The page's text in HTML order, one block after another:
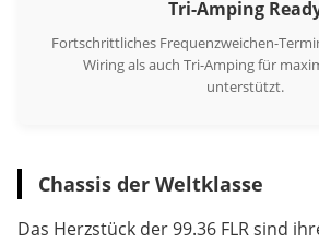
Tri-Amping
Fortschrittliches Frequenzweichen-
Wiring als auch Tri-Amping für
unterstützt.
Chassis der Weltklasse
Das Herzstück der 99.36 FLR sind